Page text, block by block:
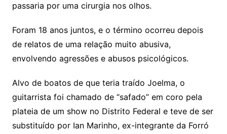
passaria por uma cirurgia nos olhos.
Foram 18 anos juntos, e o término ocorreu depois
de relatos de uma relação muito abusiva,
envolvendo agressões e abusos psicológicos.
Alvo de boatos de que teria traído Joelma, o
guitarrista foi chamado de “safado” em coro pela
plateia de um show no Distrito Federal e teve de ser
substituído por Ian Marinho, ex-integrante da Forró